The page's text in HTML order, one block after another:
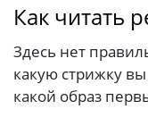
Как читать
Здесь нет
какую стрижку вы
какой образ